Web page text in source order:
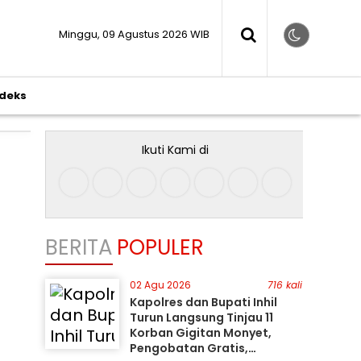
Minggu, 09 Agustus 2026 WIB
Ikuti Kami di
BERITA POPULER
02 Agu 2026 716 kali
Kapolres dan Bupati Inhil
Turun Langsung Tinjau 11
Korban Gigitan Monyet,
Pengobatan Gratis,